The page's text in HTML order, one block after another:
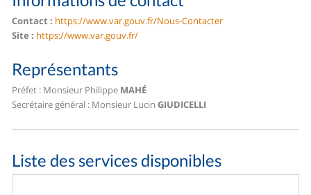
Contact : https://www.var.gouv.fr/Nous-Contacter
Site : https://www.var.gouv.fr/
Représentants
Préfet : Monsieur Philippe MAHÉ
Secrétaire général : Monsieur LucinGIUDICELLI
Liste des services disponibles